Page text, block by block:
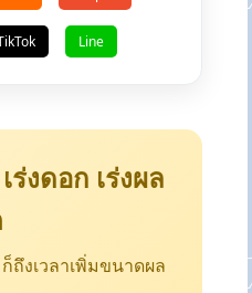
Line
งดอก เร่งผล
ถึงเวลาเพิ่มขนาดผล